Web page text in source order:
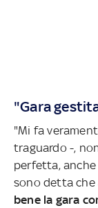
"Gara
"Mi fa
traguardo -,
perfetta,
sono detta che
bene la gara